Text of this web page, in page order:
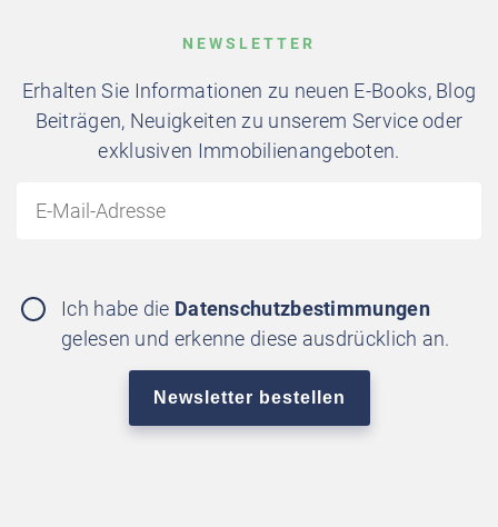
NEWSLETTER
Erhalten Sie Informationen zu neuen E-Books, Blog
Beiträgen, Neuigkeiten zu unserem Service oder
exklusiven Immobilienangeboten.
Ich habe die Datenschutzbestimmungen
gelesen und erkenne diese ausdrücklich an.